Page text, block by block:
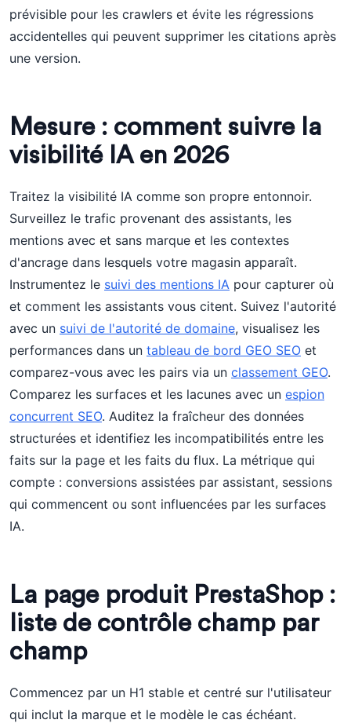
prévisible pour les crawlers et évite les régressions
accidentelles qui peuvent supprimer les citations après
une version.
Mesure : comment suivre la
visibilité IA en 2026
Traitez la visibilité IA comme son propre entonnoir.
Surveillez le trafic provenant des assistants, les
mentions avec et sans marque et les contextes
d'ancrage dans lesquels votre magasin apparaît.
Instrumentez le suivi des mentions IA pour capturer où
et comment les assistants vous citent. Suivez l'autorité
avec un suivi de l'autorité de domaine, visualisez les
performances dans un tableau de bord GEO SEO et
comparez-vous avec les pairs via un classement GEO.
Comparez les surfaces et les lacunes avec un espion
concurrent SEO. Auditez la fraîcheur des données
structurées et identifiez les incompatibilités entre les
faits sur la page et les faits du flux. La métrique qui
compte : conversions assistées par assistant, sessions
qui commencent ou sont influencées par les surfaces
IA.
La page produit PrestaShop :
liste de contrôle champ par
champ
Commencez par un H1 stable et centré sur l'utilisateur
qui inclut la marque et le modèle le cas échéant.